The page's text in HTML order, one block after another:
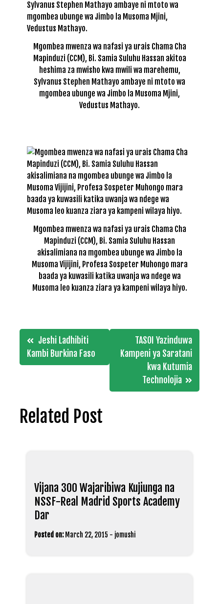
Mgombea mwenza wa nafasi ya urais Chama Cha
Mapinduzi (CCM), Bi. Samia Suluhu Hassan akitoa
heshima za mwisho kwa mwili wa marehemu,
Sylvanus Stephen Mathayo ambaye ni mtoto wa
mgombea ubunge wa Jimbo la Musoma Mjini,
Vedustus Mathayo.
Mgombea mwenza wa nafasi ya urais Chama Cha
Mapinduzi (CCM), Bi. Samia Suluhu Hassan
akisalimiana na mgombea ubunge wa Jimbo la
Musoma Vijijini, Profesa Sospeter Muhongo mara
baada ya kuwasili katika uwanja wa ndege wa
Musoma leo kuanza ziara ya kampeni wilaya hiyo.
Post
navigation
Jeshi Ladhibiti
Kambi Burkina Faso
TASOI Yazinduwa
Kampeni ya Saratani
kwa Kutumia
Technolojia
Related Post
Vijana 300 Wajaribiwa Kujiunga na
NSSF-Real Madrid Sports Academy
Dar
Posted on: March 22, 2015 - jomushi